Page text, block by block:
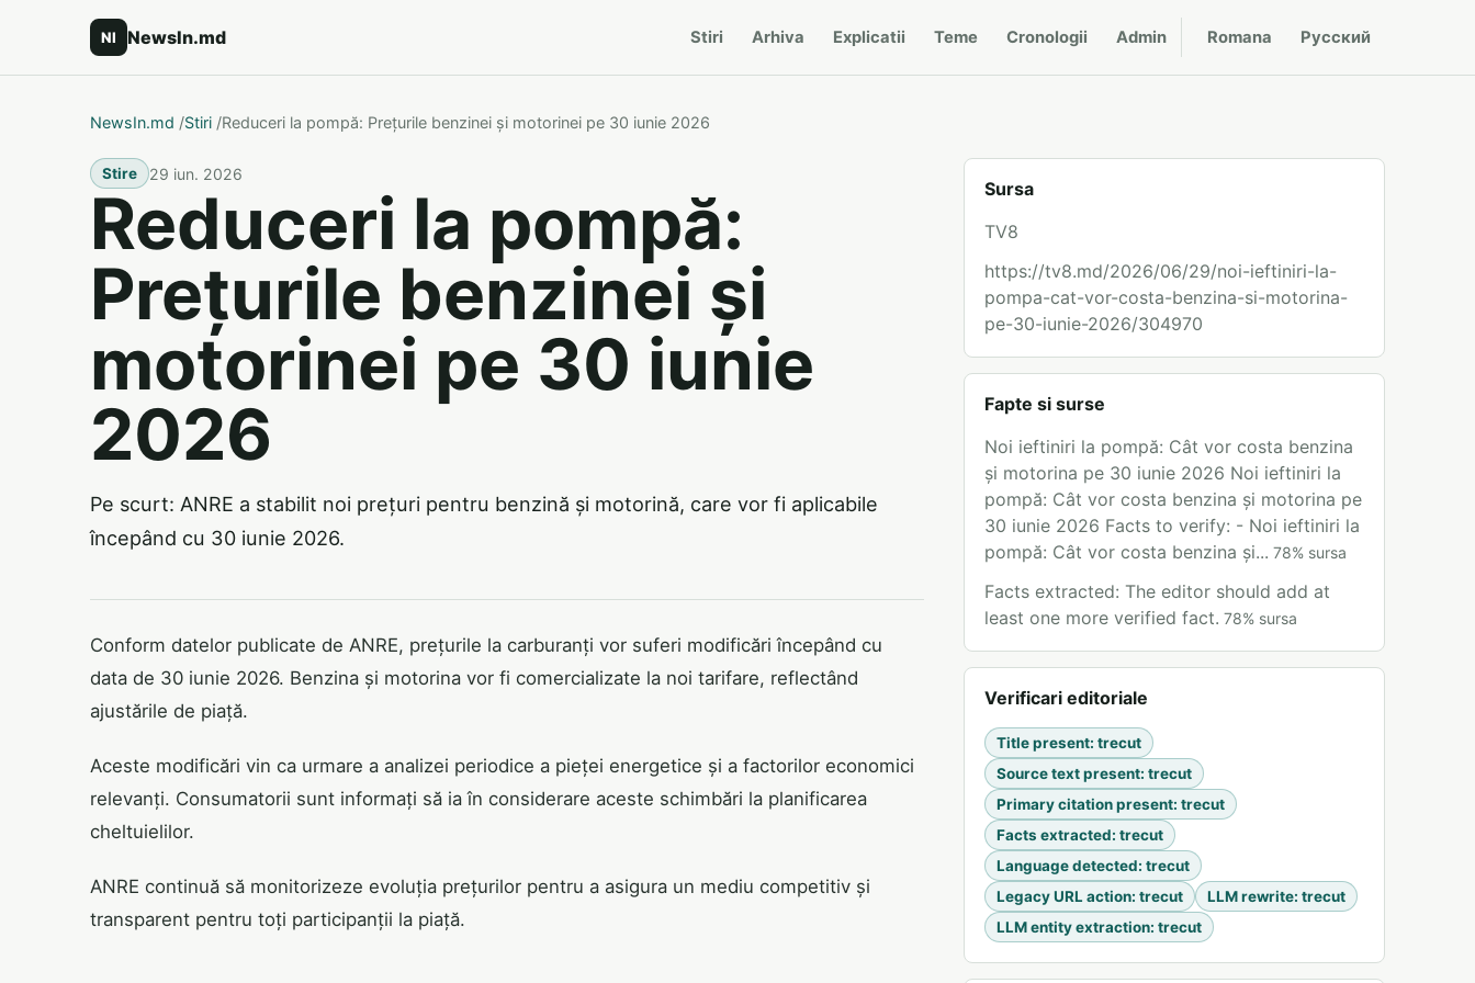
NI NewsIn.md Stiri Arhiva Explicatii Teme Cronologii Admin Romana Русский
NewsIn.md /Stiri /Reduceri la pompă: Prețurile benzinei și motorinei pe 30 iunie 2026
Stire 29 iun. 2026
Reduceri la pompă:
Prețurile benzinei și
motorinei pe 30 iunie
2026
Pe scurt: ANRE a stabilit noi prețuri pentru benzină și motorină, care vor fi aplicabile
începând cu 30 iunie 2026.
Conform datelor publicate de ANRE, prețurile la carburanți vor suferi modificări începând cu
data de 30 iunie 2026. Benzina și motorina vor fi comercializate la noi tarifare, reflectând
ajustările de piață.
Aceste modificări vin ca urmare a analizei periodice a pieței energetice și a factorilor economici
relevanți. Consumatorii sunt informați să ia în considerare aceste schimbări la planificarea
cheltuielilor.
ANRE continuă să monitorizeze evoluția prețurilor pentru a asigura un mediu competitiv și
transparent pentru toți participanții la piață.
Sursa
TV8
https://tv8.md/2026/06/29/noi-ieftiniri-la-
pompa-cat-vor-costa-benzina-si-motorina-
pe-30-iunie-2026/304970
Fapte si surse
Noi ieftiniri la pompă: Cât vor costa benzina
și motorina pe 30 iunie 2026 Noi ieftiniri la
pompă: Cât vor costa benzina și motorina pe
30 iunie 2026 Facts to verify: - Noi ieftiniri la
pompă: Cât vor costa benzina și... 78% sursa
Facts extracted: The editor should add at
least one more verified fact. 78% sursa
Verificari editoriale
Title present: trecut
Source text present: trecut
Primary citation present: trecut
Facts extracted: trecut
Language detected: trecut
Legacy URL action: trecut LLM rewrite: trecut
LLM entity extraction: trecut